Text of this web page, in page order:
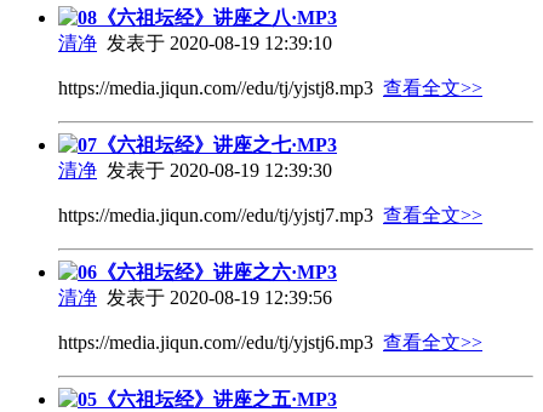
08《六祖坛经》讲座之八·MP3
清净 发表于 2020-08-19 12:39:10
https://media.jiqun.com//edu/tj/yjstj8.mp3 查看全文>>
07《六祖坛经》讲座之七·MP3
清净 发表于 2020-08-19 12:39:30
https://media.jiqun.com//edu/tj/yjstj7.mp3 查看全文>>
06《六祖坛经》讲座之六·MP3
清净 发表于 2020-08-19 12:39:56
https://media.jiqun.com//edu/tj/yjstj6.mp3 查看全文>>
05《六祖坛经》讲座之五·MP3